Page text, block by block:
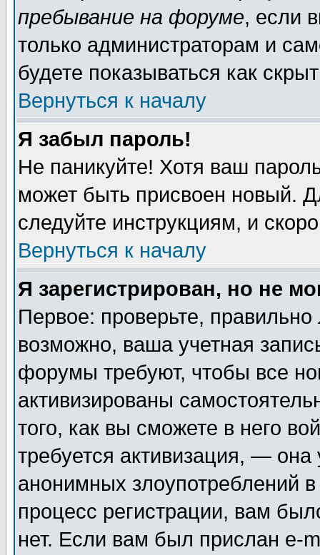
пребывание на форуме, если
только администраторам и
будете показываться как
Вернуться к началу
Я забыл пароль!
Не паникуйте! Хотя ваш
может быть присвоен новый.
следуйте инструкциям, и
Вернуться к началу
Я зарегистрирован, но не
Первое: проверьте,
возможно, ваша учетная
форумы требуют, чтобы все
активизированы
того, как вы сможете в него
требуется активизация, —
анонимных злоупотреблений
процесс регистрации, вам
нет. Если вам был прислан e-